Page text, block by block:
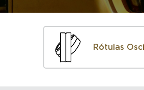
Rótulas